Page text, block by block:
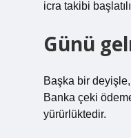
icra takibi
Günü
Başka bir
Banka çeki
yürürlüktedir.